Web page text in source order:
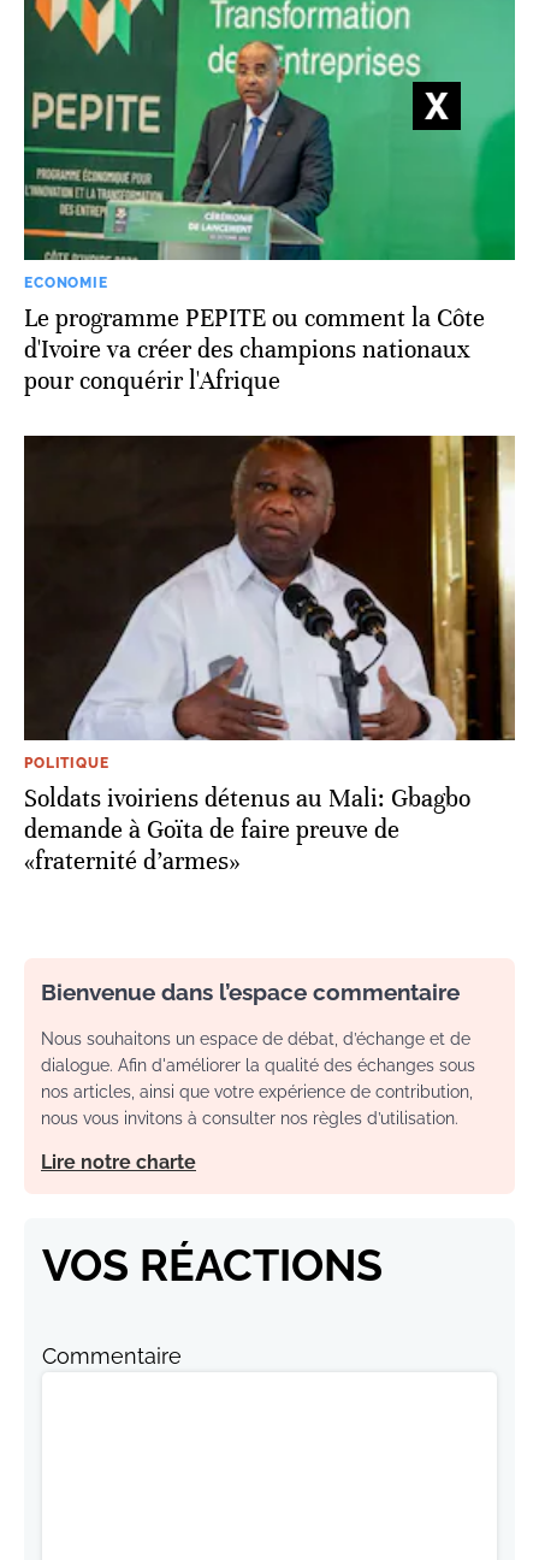
ECONOMIE
Le programme PEPITE ou comment la Côte
d'Ivoire va créer des champions nationaux
pour conquérir l'Afrique
POLITIQUE
Soldats ivoiriens détenus au Mali: Gbagbo
demande à Goïta de faire preuve de
«fraternité d’armes»
Bienvenue dans l’espace commentaire
Nous souhaitons un espace de débat, d’échange et de
dialogue. Afin d'améliorer la qualité des échanges sous
nos articles, ainsi que votre expérience de contribution,
nous vous invitons à consulter nos règles d’utilisation.
Lire notre charte
VOS RÉACTIONS
Commentaire